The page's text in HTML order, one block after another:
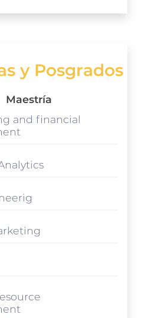
y Posgrados
Maestría
and financial